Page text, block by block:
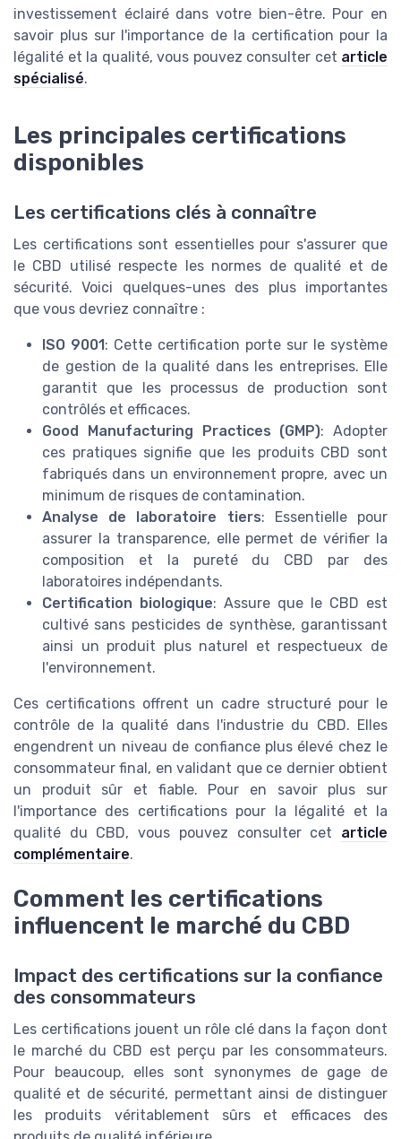
investissement éclairé dans votre bien-être. Pour en
savoir plus sur l'importance de la certification pour la
légalité et la qualité, vous pouvez consulter cet article
spécialisé.
Les principales certifications
disponibles
Les certifications clés à connaître
Les certifications sont essentielles pour s'assurer que
le CBD utilisé respecte les normes de qualité et de
sécurité. Voici quelques-unes des plus importantes
que vous devriez connaître :
ISO 9001: Cette certification porte sur le système
de gestion de la qualité dans les entreprises. Elle
garantit que les processus de production sont
contrôlés et efficaces.
Good Manufacturing Practices (GMP): Adopter
ces pratiques signifie que les produits CBD sont
fabriqués dans un environnement propre, avec un
minimum de risques de contamination.
Analyse de laboratoire tiers: Essentielle pour
assurer la transparence, elle permet de vérifier la
composition et la pureté du CBD par des
laboratoires indépendants.
Certification biologique: Assure que le CBD est
cultivé sans pesticides de synthèse, garantissant
ainsi un produit plus naturel et respectueux de
l'environnement.
Ces certifications offrent un cadre structuré pour le
contrôle de la qualité dans l'industrie du CBD. Elles
engendrent un niveau de confiance plus élevé chez le
consommateur final, en validant que ce dernier obtient
un produit sûr et fiable. Pour en savoir plus sur
l'importance des certifications pour la légalité et la
qualité du CBD, vous pouvez consulter cet article
complémentaire.
Comment les certifications
influencent le marché du CBD
Impact des certifications sur la confiance
des consommateurs
Les certifications jouent un rôle clé dans la façon dont
le marché du CBD est perçu par les consommateurs.
Pour beaucoup, elles sont synonymes de gage de
qualité et de sécurité, permettant ainsi de distinguer
les produits véritablement sûrs et efficaces des